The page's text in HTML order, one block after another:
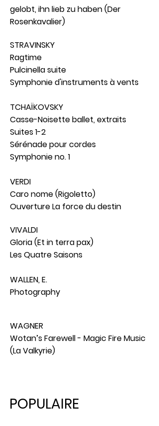
gelobt, ihn lieb zu haben (Der
Rosenkavalier)
STRAVINSKY
Ragtime
Pulcinella suite
Symphonie d'instruments à vents
TCHAÏKOVSKY
Casse-Noisette ballet, extraits
Suites 1-2
Sérénade pour cordes
Symphonie no. 1
VERDI
Caro nome (Rigoletto)
Ouverture La force du destin
VIVALDI
Gloria (Et in terra pax)
Les Quatre Saisons
WALLEN, E.
Photography
WAGNER
Wotan’s Farewell - Magic Fire Music
(La Valkyrie)
POPULAIRE